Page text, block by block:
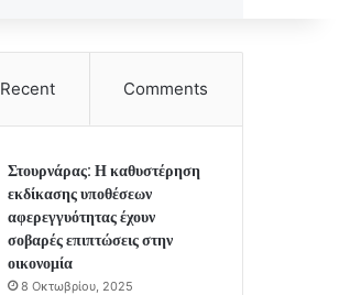
Recent Comments
Στουρνάρας: Η καθυστέρηση
εκδίκασης υποθέσεων
αφερεγγυότητας έχουν
σοβαρές επιπτώσεις στην
οικονομία
8 Οκτωβρίου, 2025